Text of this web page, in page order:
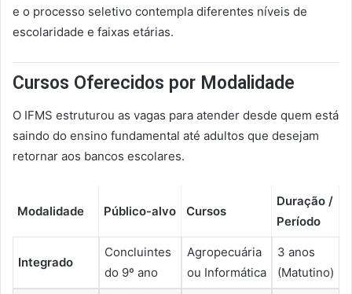
e o processo seletivo contempla diferentes níveis de
escolaridade e faixas etárias.
Cursos Oferecidos por Modalidade
O IFMS estruturou as vagas para atender desde quem está
saindo do ensino fundamental até adultos que desejam
retornar aos bancos escolares.
Modalidade Público-alvo Cursos
Duração /
Período
Integrado
Concluintes
do 9º ano
Agropecuária
ou Informática
3 anos
(Matutino)